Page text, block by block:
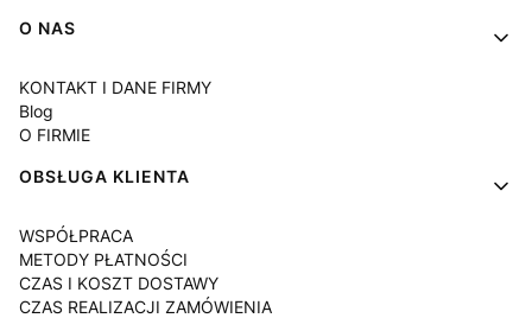
Linki w stopce
O NAS
KONTAKT I DANE FIRMY
Blog
O FIRMIE
OBSŁUGA KLIENTA
WSPÓŁPRACA
METODY PŁATNOŚCI
CZAS I KOSZT DOSTAWY
CZAS REALIZACJI ZAMÓWIENIA